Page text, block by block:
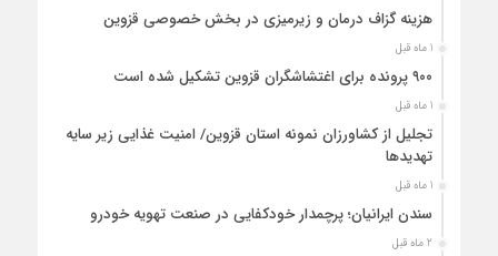
هزینه‌ گزاف درمان و زیرمیزی در بخش خصوصی قزوین
1 ماه قبل
۹۰۰ پرونده برای اغتشاشگران قزوین تشکیل شده است
1 ماه قبل
تجلیل از کشاورزان نمونه استان قزوین/ امنیت غذایی زیر سایه
تهدیدها
1 ماه قبل
سندن ایرانیان؛ پرچمدار خودکفایی در صنعت تهویه خودرو
2 ماه قبل